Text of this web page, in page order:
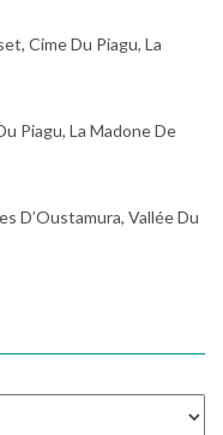
Cime Du Piagu, La
Piagu, La Madone De
D’Oustamura, Vallée Du